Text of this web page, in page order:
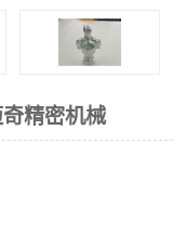
精密机械